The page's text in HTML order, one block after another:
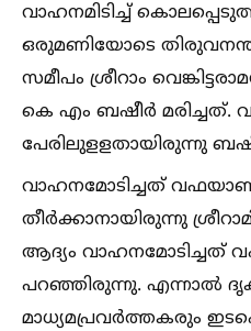
വാഹനമിടിച്ച്‌
ഒരുമണിയോടെ
സമീപം ശ്രീറാം
കെ എം ബഷീര്‍ മരിച്ചത്.
പേരിലുളളതായിരുന്നു
വാഹനമോടിച്ചത്
തീര്‍ക്കാനായിരുന്നു
ആദ്യം വാഹനമോടിച്ചത്
പറഞ്ഞിരുന്നു. എന്നാല്‍
മാധ്യമപ്രവര്‍ത്തകരും